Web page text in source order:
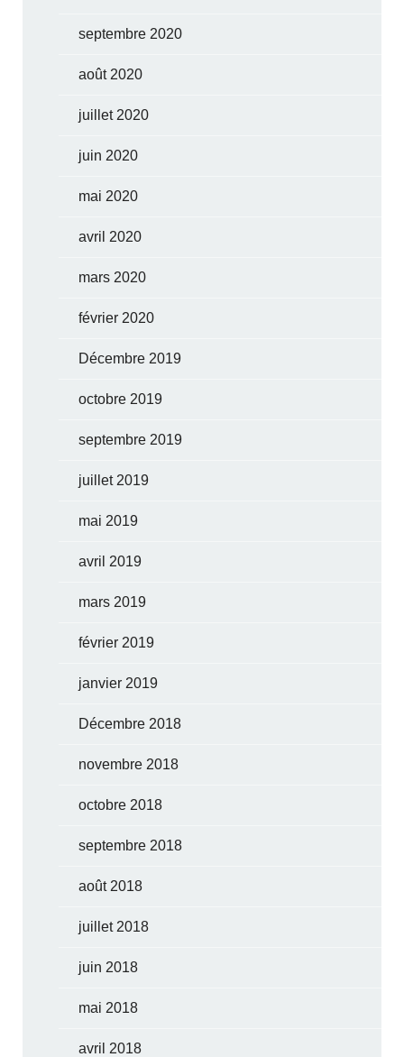
septembre 2020
août 2020
juillet 2020
juin 2020
mai 2020
avril 2020
mars 2020
février 2020
Décembre 2019
octobre 2019
septembre 2019
juillet 2019
mai 2019
avril 2019
mars 2019
février 2019
janvier 2019
Décembre 2018
novembre 2018
octobre 2018
septembre 2018
août 2018
juillet 2018
juin 2018
mai 2018
avril 2018